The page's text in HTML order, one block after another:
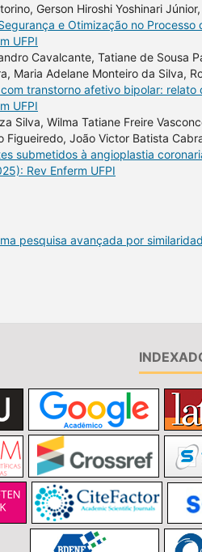
Gerson Hiroshi Yoshinari
e Otimização no Processo
UFPI
Cavalcante, Tatiane de Sousa
Maria Adelane Monteiro da Silva,
transtorno afetivo bipolar: relato
UFPI
Silva, Wilma Tatiane Freire
Figueiredo, João Victor Batista
submetidos à angioplastia
Rev Enferm UFPI
pesquisa avançada por